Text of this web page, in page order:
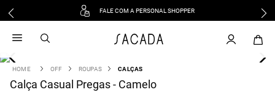
FALE COM A PERSONAL SHOPPER
OFF ROUPAS CALÇAS
Calça Casual Pregas - Camelo
vestido
3 º blusa
º tricot